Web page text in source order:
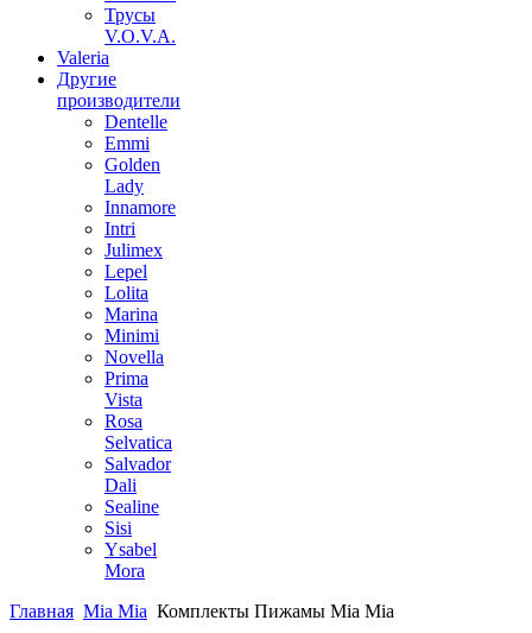
Трусы
V.O.V.A.
Valeria
Другие
производители
Dentelle
Emmi
Golden
Lady
Innamore
Intri
Julimex
Lepel
Lolita
Marina
Minimi
Novella
Prima
Vista
Rosa
Selvatica
Salvador
Dali
Sealine
Sisi
Ysabel
Mora
Главная Mia Mia Комплекты Пижамы Mia Mia